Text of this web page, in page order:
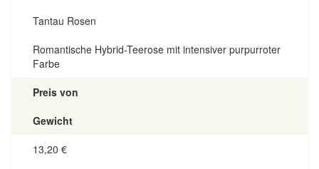
Tantau Rosen
Romantische Hybrid-Teerose mit intensiver purpurroter
Farbe
Preis von
Gewicht
13,20 €